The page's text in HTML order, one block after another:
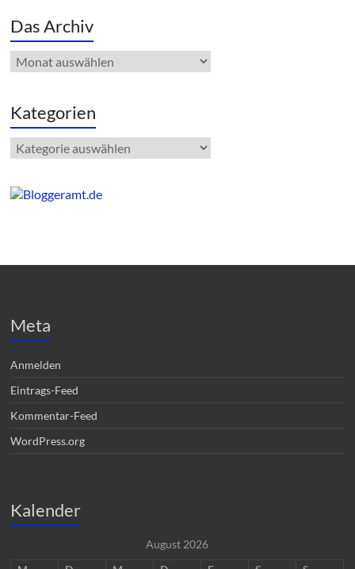
Das Archiv
Das
Archiv
Kategorien
Kategorien
Meta
Anmelden
Eintrags-Feed
Kommentar-Feed
WordPress.org
Kalender
August 2026